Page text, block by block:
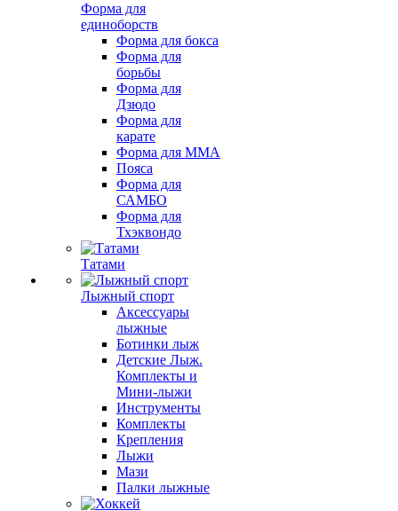
Форма для
единоборств
Форма для бокса
Форма для
борьбы
Форма для
Дзюдо
Форма для
карате
Форма для MMA
Пояса
Форма для
САМБО
Форма для
Тхэквондо
Татами
Лыжный спорт
Аксессуары
лыжные
Ботинки лыж
Детские Лыж.
Комплекты и
Мини-лыжи
Инструменты
Комплекты
Крепления
Лыжи
Мази
Палки лыжные